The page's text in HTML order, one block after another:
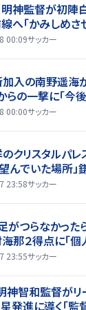
明神監督が初陣
へ「かみしめさ
00:09サッカー
加入の南野遥
らの一撃に「今
00:00サッカー
クリスタルパ
んでいた場所
23:58サッカー
足がつらなかっ
那２得点に「個
23:55サッカー
神智和監督が
発進に導く「